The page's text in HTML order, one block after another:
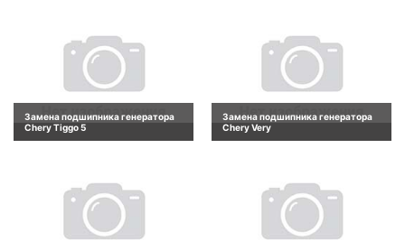
Замена подшипника генератора
Chery Tiggo 5
Замена подшипника генератора
Chery Very